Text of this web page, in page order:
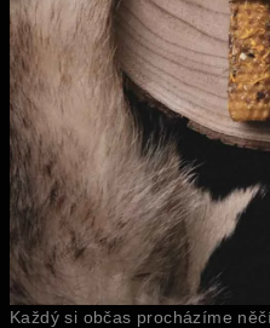
Každý si občas procházíme